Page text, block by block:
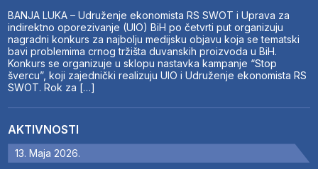
BANJA LUKA – Udruženje ekonomista RS SWOT i Uprava za
indirektno oporezivanje (UIO) BiH po četvrti put organizuju
nagradni konkurs za najbolju medijsku objavu koja se tematski
bavi problemima crnog tržišta duvanskih proizvoda u BiH.
Konkurs se organizuje u sklopu nastavka kampanje “Stop
švercu”, koji zajednički realizuju UIO i Udruženje ekonomista RS
SWOT. Rok za […]
AKTIVNOSTI
13. Maja 2026.